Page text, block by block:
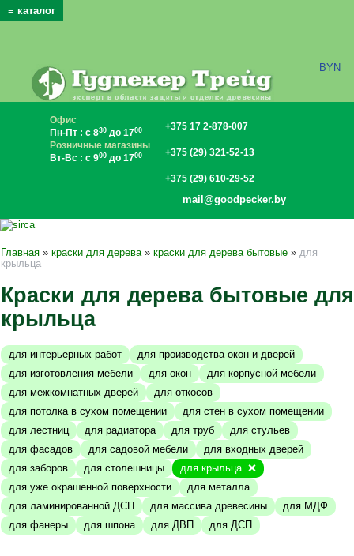
x
≡ каталог
BYN
Офис
Пн-Пт : с 830 до 1700
Розничные магазины
Вт-Вс : с 900 до 1700
+375 17 2-878-007
+375 (29) 321-52-13
+375 (29) 610-29-52
mail@goodpecker.by
Главная » краски для дерева » краски для дерева бытовые » для
крыльца
Краски для дерева бытовые для
крыльца
для интерьерных работ
для производства окон и дверей
для изготовления мебели
для окон
для корпусной мебели
для межкомнатных дверей
для откосов
для потолка в сухом помещении
для стен в сухом помещении
для лестниц
для радиатора для труб
для стульев
для фасадов
для садовой мебели
для входных дверей
для заборов
для столешницы
для крыльца
для уже окрашенной поверхности
для металла
для ламинированной ДСП
для массива древесины
для МДФ
для фанеры
для шпона для ДВП для ДСП